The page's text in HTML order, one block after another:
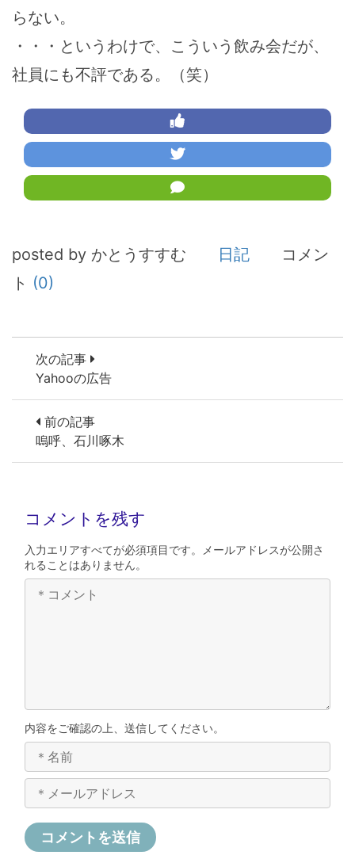
らない。
・・・というわけで、こういう飲み会だが、
社員にも不評である。（笑）
posted by かとうすすむ 日記
コメン
ト (0)
次の記事
Yahooの広告
前の記事
嗚呼、石川啄木
コメントを残す
入力エリアすべてが必須項目です。メールアドレスが公開さ
れることはありません。
内容をご確認の上、送信してください。